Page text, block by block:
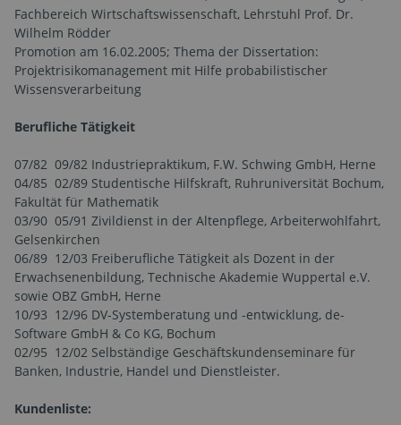
Fachbereich Wirtschaftswissenschaft, Lehrstuhl Prof. Dr.
Wilhelm Rödder
Promotion am 16.02.2005; Thema der Dissertation:
Projektrisikomanagement mit Hilfe probabilistischer
Wissensverarbeitung
Berufliche Tätigkeit
07/82  09/82 Industriepraktikum, F.W. Schwing GmbH, Herne
04/85  02/89 Studentische Hilfskraft, Ruhruniversität Bochum,
Fakultät für Mathematik
03/90  05/91 Zivildienst in der Altenpflege, Arbeiterwohlfahrt,
Gelsenkirchen
06/89  12/03 Freiberufliche Tätigkeit als Dozent in der
Erwachsenenbildung, Technische Akademie Wuppertal e.V.
sowie OBZ GmbH, Herne
10/93  12/96 DV-Systemberatung und -entwicklung, de-
Software GmbH & Co KG, Bochum
02/95  12/02 Selbständige Geschäftskundenseminare für
Banken, Industrie, Handel und Dienstleister.
Kundenliste: